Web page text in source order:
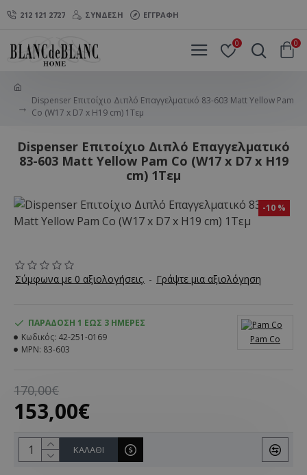
212 121 2727 ΣΎΝΔΕΣΗ ΕΓΓΡΑΦΉ
0 0
Dispenser Επιτοίχιο Διπλό Επαγγελματικό 83-603 Matt Yellow Pam
Co (W17 x D7 x H19 cm) 1Τεμ
Dispenser Επιτοίχιο Διπλό Επαγγελματικό
83-603 Matt Yellow Pam Co (W17 x D7 x H19
cm) 1Τεμ
-10 %
Σύμφωνα με 0 αξιολογήσεις. - Γράψτε μια αξιολόγηση
153,00€
170,00€
ΠΑΡΆΔΟΣΗ 1 ΈΩΣ 3 ΗΜΈΡΕΣ
Κωδικός: 42-251-0169
MPN: 83-603
Pam Co
ΚΑΛΆΘΙ